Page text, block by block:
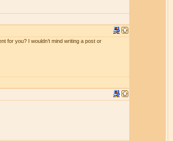
for you? I wouldn’t mind writing a post or